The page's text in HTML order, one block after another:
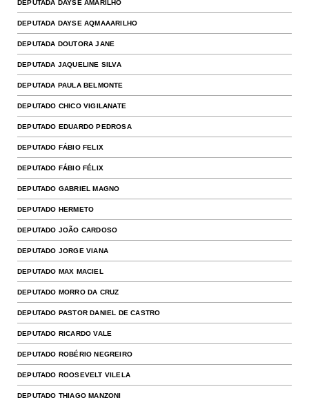
DEPUTADA DAYSE AMARILHO
DEPUTADA DAYSE AQMAAARILHO
DEPUTADA DOUTORA JANE
DEPUTADA JAQUELINE SILVA
DEPUTADA PAULA BELMONTE
DEPUTADO CHICO VIGILANATE
DEPUTADO EDUARDO PEDROSA
DEPUTADO FÁBIO FELIX
DEPUTADO FÁBIO FÉLIX
DEPUTADO GABRIEL MAGNO
DEPUTADO HERMETO
DEPUTADO JOÃO CARDOSO
DEPUTADO JORGE VIANA
DEPUTADO MAX MACIEL
DEPUTADO MORRO DA CRUZ
DEPUTADO PASTOR DANIEL DE CASTRO
DEPUTADO RICARDO VALE
DEPUTADO ROBÉRIO NEGREIRO
DEPUTADO ROOSEVELT VILELA
DEPUTADO THIAGO MANZONI